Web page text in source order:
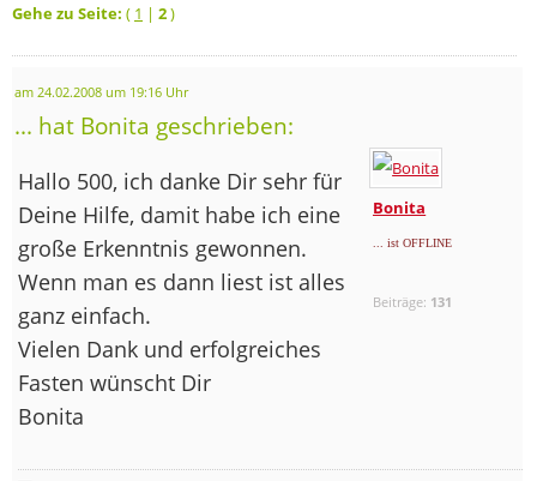
Gehe zu Seite: ( 1 | 2)
am 24.02.2008 um 19:16 Uhr
... hat Bonita geschrieben:
Bonita
... ist OFFLINE
Beiträge: 131
Hallo 500, ich danke Dir sehr für
Deine Hilfe, damit habe ich eine
große Erkenntnis gewonnen.
Wenn man es dann liest ist alles
ganz einfach.
Vielen Dank und erfolgreiches
Fasten wünscht Dir
Bonita